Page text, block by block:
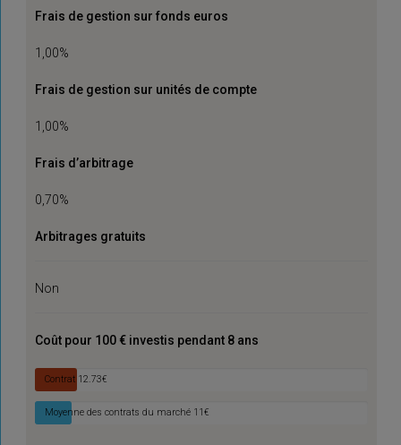
Frais de gestion sur fonds euros
1,00%
Frais de gestion sur unités de compte
1,00%
Frais d’arbitrage
0,70%
Arbitrages gratuits
Non
Coût pour 100 € investis pendant 8 ans
Contrat 12.73€
Moyenne des contrats du marché 11€